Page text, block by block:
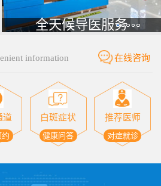
全天候导医服务
information 在线咨询
道 白斑症状
健康问答
推荐医师
对症就诊